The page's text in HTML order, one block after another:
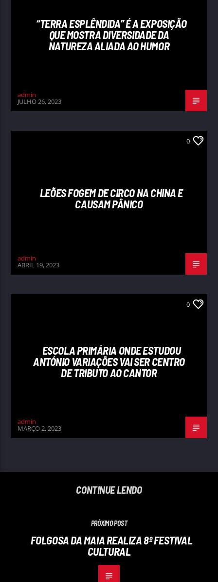
“TERRA ESPLÊNDIDA” É A EXPOSIÇÃO
QUE MOSTRA DIVERSIDADE DA
NATUREZA ALIADA AO HUMOR
admin
JULHO 26, 2023
0
LEÕES FOGEM DE CIRCO NA CHINA E
CAUSAM PÂNICO
admin
ABRIL 19, 2023
0
ESCOLA PRIMÁRIA ONDE ESTUDOU
ANTÓNIO VARIAÇÕES VAI SER CENTRO
DE TRIBUTO AO CANTOR
admin
MARÇO 2, 2023
CONTINUE LENDO
PRÓXIMO POST
FOLGOSA DA MAIA REALIZA 8º FESTIVAL
CULTURAL